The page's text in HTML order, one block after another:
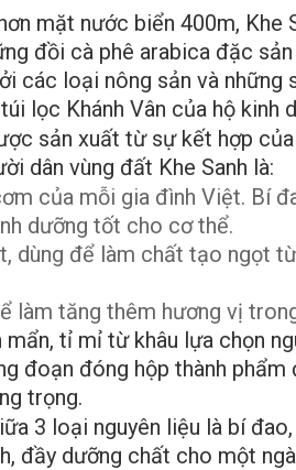
mặt nước biển 400m, Khe
đồi cà phê arabica đặc
các loại nông sản và những
lọc Khánh Vân của hộ kinh
sản xuất từ sự kết hợp
dân vùng đất Khe Sanh là:
của mỗi gia đình Việt. Bí
dưỡng tốt cho cơ thể.
dùng để làm chất tạo ngọt
làm tăng thêm hương vị
tỉ mỉ từ khâu lựa chọn
đoạn đóng hộp thành
trọng.
3 loại nguyên liệu là bí
đầy dưỡng chất cho một
Vân